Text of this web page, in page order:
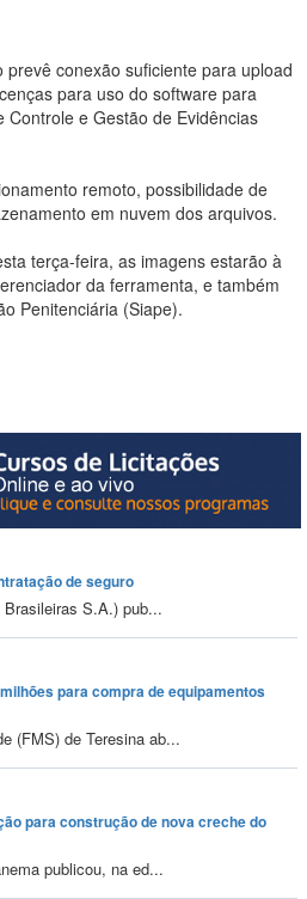
conexão suficiente para upload
para uso do software para
e Gestão de Evidências
remoto, possibilidade de
em nuvem dos arquivos.
terça-feira, as imagens estarão à
da ferramenta, e também
Penitenciária (Siape).
de seguro
S.A.) pub...
para compra de equipamentos
(FMS) de Teresina ab...
para construção de nova creche do
publicou, na ed...